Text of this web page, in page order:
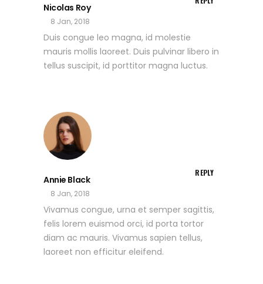
Nicolas Roy
8 Jan, 2018
Duis congue leo magna, id molestie
mauris mollis laoreet. Duis pulvinar libero in
tellus suscipit, id porttitor magna luctus.
REPLY
Annie Black
8 Jan, 2018
Vivamus congue, urna et semper sagittis,
felis lorem euismod orci, id porta tortor
diam ac mauris. Vivamus sapien tellus,
laoreet non efficitur eleifend.